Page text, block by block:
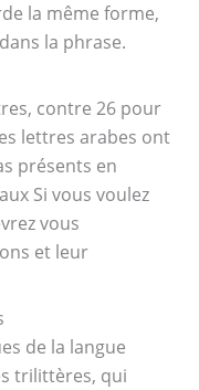
la même forme,
la phrase.
contre 26 pour
lettres arabes ont
présents en
Si vous voulez
vous
et leur
de la langue
trilittères, qui